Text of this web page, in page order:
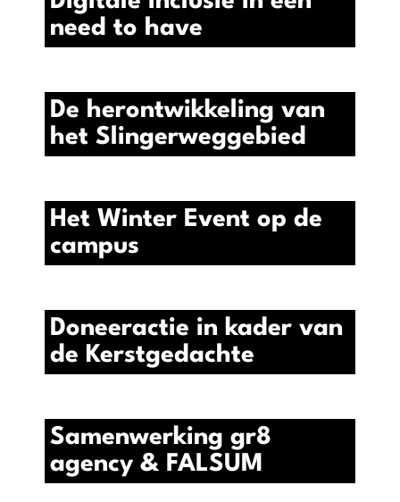
need to have
De herontwikkeling van
het Slingerweggebied
Het Winter Event op de
campus
Doneeractie in kader van
de Kerstgedachte
Samenwerking gr8
agency & FALSUM